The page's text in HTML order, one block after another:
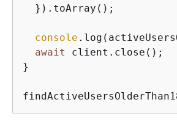
  }).toArray();
console
await
client.close();
}